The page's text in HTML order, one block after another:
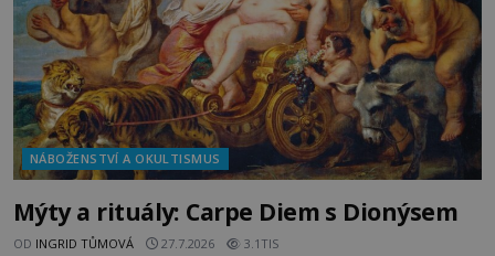
NÁBOŽENSTVÍ A OKULTISMUS
Mýty a rituály: Carpe Diem s Dionýsem
OD INGRID TŮMOVÁ 27.7.2026 3.1TIS